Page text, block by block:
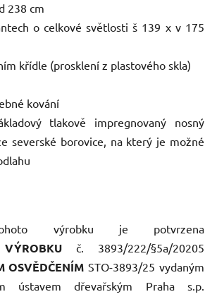
238 cm
o celkové světlosti š 139 x v 175
křídle (prosklení z plastového skla)
kování
tlakově impregnovaný nosný
severské borovice, na který je možné
výrobku je potvrzena
VÝROBKUč. 3893/222/§5a/20205
OSVĚDČENÍMSTO-3893/25 vydaným
ústavem dřevařským Praha s.p.